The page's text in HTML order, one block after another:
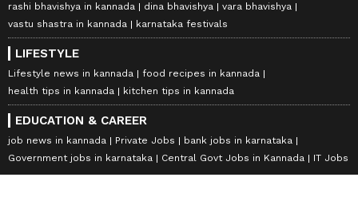
rashi bhavishya in kannada dina bhavishya
vara bhavishya
vastu shastra in kannada
karnataka festivals
LIFESTYLE
Lifestyle news in kannada
food recipes in kannada
health tips in kannada
kitchen tips in kannada
EDUCATION & CAREER
job news in kannada Private Jobs
bank jobs in karnataka
Government jobs in karnataka
Central Govt Jobs in Kannada IT Jobs